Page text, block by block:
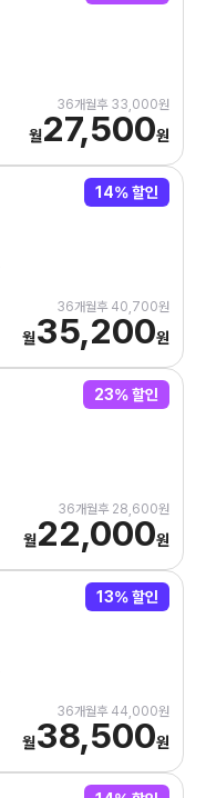
36개월후 33,000원
월27,500원
14% 할인
36개월후 40,700원
월35,200원
23% 할인
36개월후 28,600원
월22,000원
13% 할인
36개월후 44,000원
월38,500원